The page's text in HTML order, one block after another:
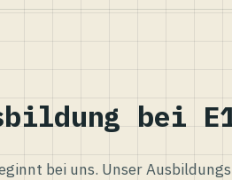
bei
bei uns. Unser